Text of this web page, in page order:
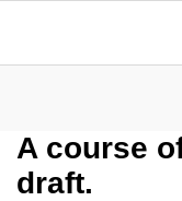
A course
draft.